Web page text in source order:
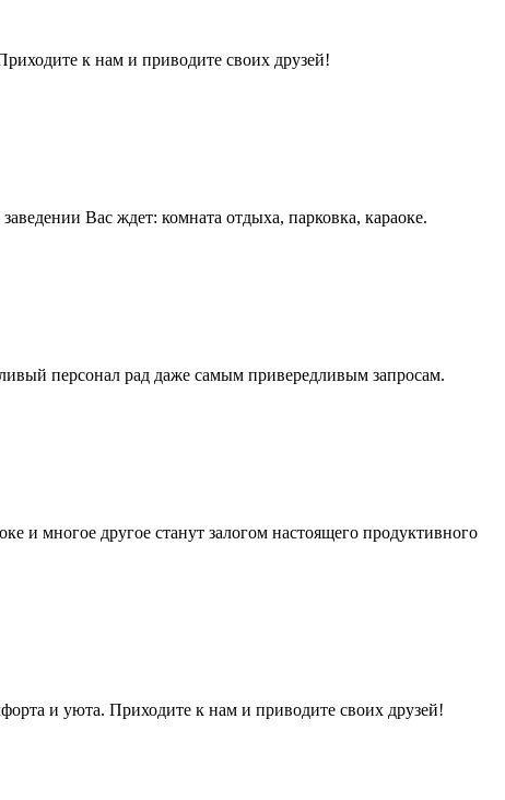
к нам и приводите своих друзей!
Вас ждет: комната отдыха, парковка, караоке.
персонал рад даже самым привередливым запросам.
и многое другое станут залогом настоящего продуктивного
и уюта. Приходите к нам и приводите своих друзей!